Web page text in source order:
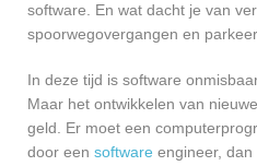
software. En wat dacht je van
spoorwegovergangen en
In deze tijd is software
Maar het ontwikkelen van
geld. Er moet een
door een software engineer,